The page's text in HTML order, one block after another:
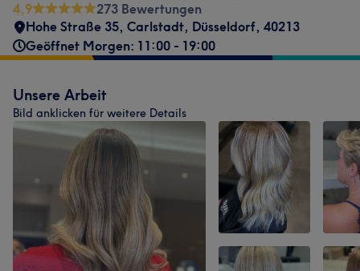
4,9
273 Bewertungen
Hohe Straße 35, Carlstadt, Düsseldorf, 40213
Geöffnet Morgen: 11:00 - 19:00
Unsere Arbeit
Bild anklicken für weitere Details